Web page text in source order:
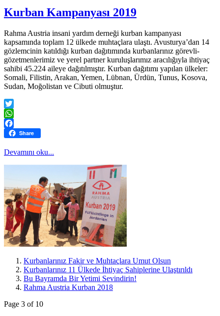
Kurban Kampanyası 2019
Rahma Austria insani yardım derneği kurban kampanyası
kapsamında toplam 12 ülkede muhtaçlara ulaştı. Avusturya’dan 14
gözlemcinin katıldığı kurban dağıtımında kurbanlarınız görevli-
gözetmenlerimiz ve yerel partner kuruluşlarımız aracılığıyla ihtiyaç
sahibi 45.224 aileye dağıtılmıştır. Kurban dağıtımı yapılan ülkeler:
Somali, Filistin, Arakan, Yemen, Lübnan, Ürdün, Tunus, Kosova,
Sudan, Moğolistan ve Cibuti olmuştur.
Twitter
WhatsApp
Facebook
Share
Devamını oku...
Kurbanlarınız Fakir ve Muhtaçlara Umut Olsun
Kurbanlarınız 11 Ülkede İhtiyaç Sahiplerine Ulaştırıldı
Bu Bayramda Bir Yetimi Sevindirin!
Rahma Austria Kurban 2018
Page 3 of 10